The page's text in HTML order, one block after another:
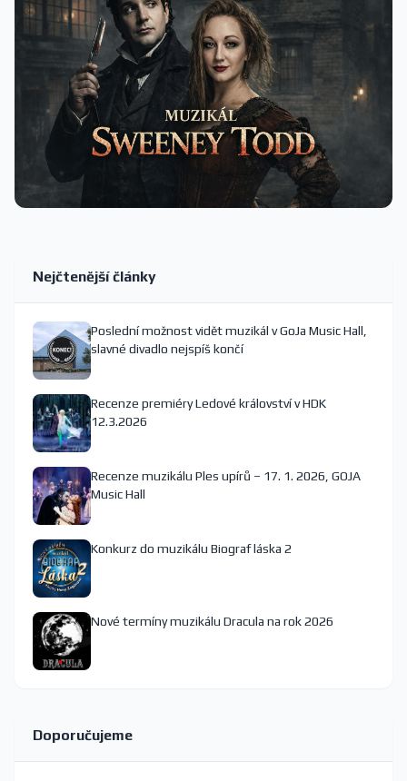
Nejčtenější články
Poslední možnost vidět muzikál v GoJa Music Hall,
slavné divadlo nejspíš končí
Recenze premiéry Ledové království v HDK
12.3.2026
Recenze muzikálu Ples upírů – 17. 1. 2026, GOJA
Music Hall
Konkurz do muzikálu Biograf láska 2
Nové termíny muzikálu Dracula na rok 2026
Doporučujeme